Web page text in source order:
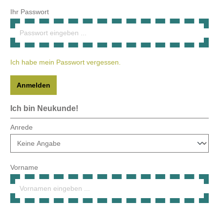
Ich habe mein Passwort vergessen.
Persönliche Informationen
Anrede
Nachname